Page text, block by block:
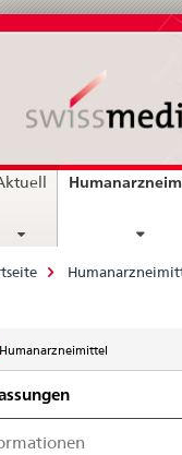
zu
Humanarzneimittel